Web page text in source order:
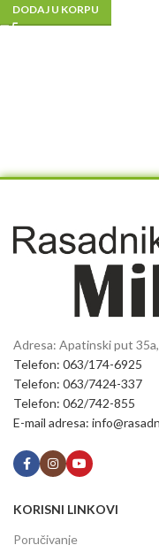
DODAJ U KORPU
Adresa: Apatinski put
Telefon: 063/174-6925
Telefon: 063/7424-337
Telefon: 062/742-855
E-mail adresa:
KORISNI LINKOVI
Poručivanje